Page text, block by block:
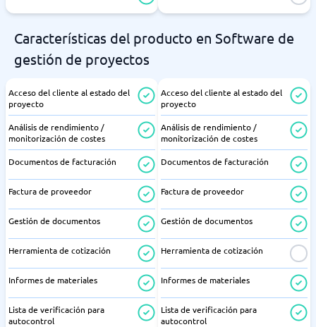
Características del producto en Software de
gestión de proyectos
Acceso del cliente al estado del
proyecto
Análisis de rendimiento /
monitorización de costes
Documentos de facturación
Factura de proveedor
Gestión de documentos
Herramienta de cotización
Informes de materiales
Lista de verificación para
autocontrol
Acceso del cliente al estado del
proyecto
Análisis de rendimiento /
monitorización de costes
Documentos de facturación
Factura de proveedor
Gestión de documentos
Herramienta de cotización
Informes de materiales
Lista de verificación para
autocontrol